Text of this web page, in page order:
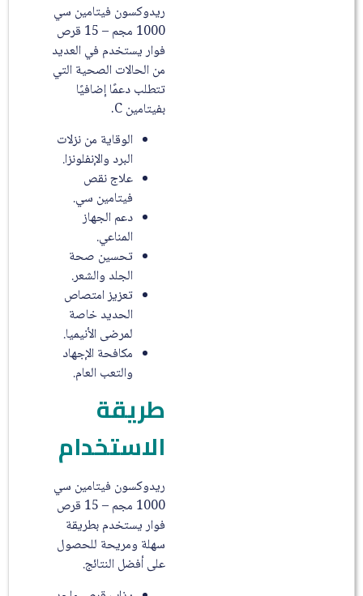
ريدوكسون فيتامين سي
1000 مجم – 15 قرص
فوار يستخدم في العديد
من الحالات الصحية التي
تتطلب دعمًا إضافيًا
بفيتامين C.
الوقاية من نزلات
البرد والإنفلونزا.
علاج نقص
فيتامين سي.
دعم الجهاز
تحسين صحة
الجلد والشعر.
تعزيز امتصاص
الحديد خاصة
لمرضى الأنيميا.
مكافحة الإجهاد
والتعب العام.
طريقة
الاستخدام
ريدوكسون فيتامين سي
1000 مجم – 15 قرص
فوار يستخدم بطريقة
سهلة ومريحة للحصول
على أفضل النتائج.